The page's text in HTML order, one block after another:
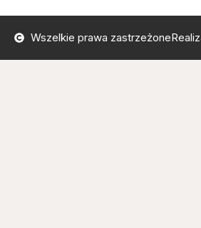
Wszelkie prawa zastrzeżone